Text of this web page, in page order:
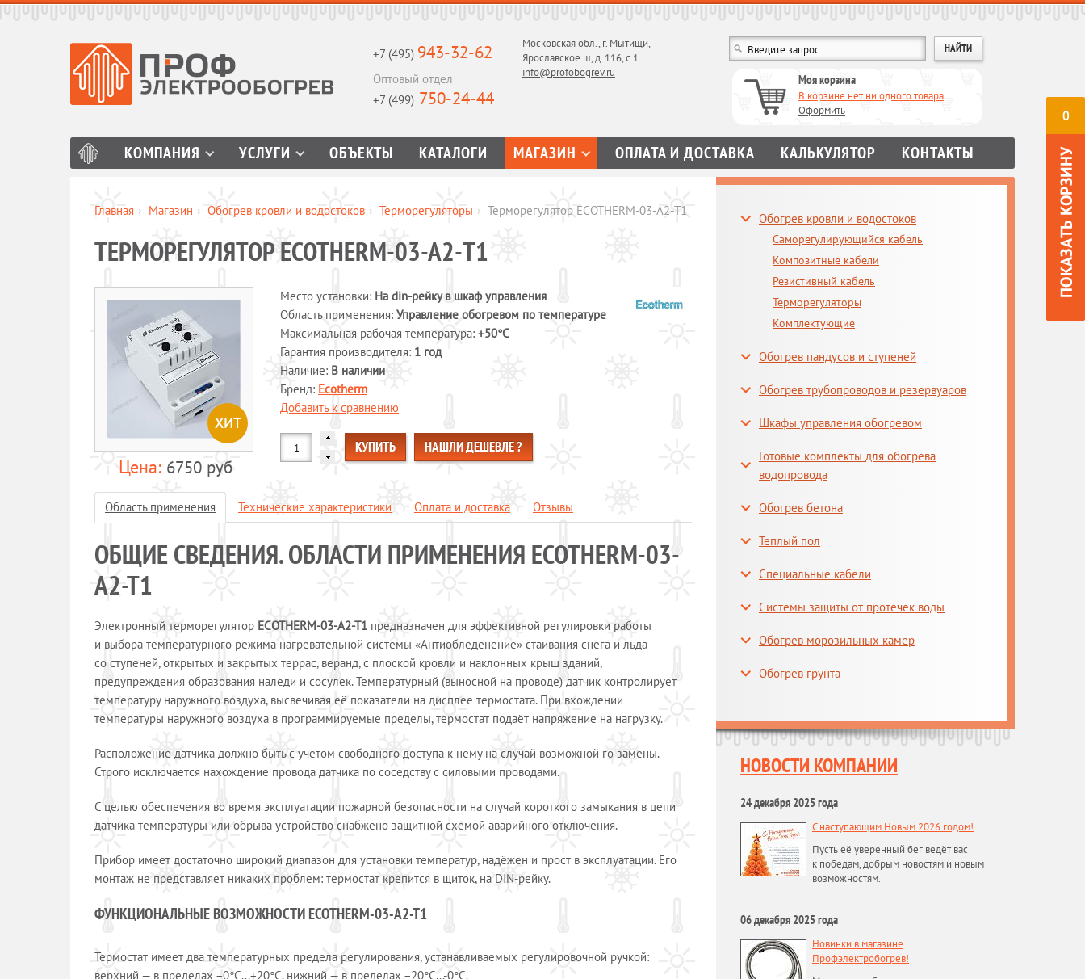
+7 (495) 943-32-62
Оптовый отдел
+7 (499) 750-24-44
Московская обл., г. Мытищи,
Ярославское ш, д. 116, с 1
info@profobogrev.ru
Моя корзина
В корзине нет ни одного товара
Оформить
КОМПАНИЯ УСЛУГИ ОБЪЕКТЫ КАТАЛОГИ МАГАЗИН ОПЛАТА И ДОСТАВКА КАЛЬКУЛЯТОР КОНТАКТЫ
Главная › Магазин › Обогрев кровли и водостоков › Терморегуляторы › Терморегулятор ECOTHERM-03-A2-Т1
ТЕРМОРЕГУЛЯТОР ECOTHERM-03-A2-Т1
ХИТ
6750 руб
Место установки: На din-рейку в шкаф управления
Область применения: Управление обогревом по температуре
Максимальная рабочая температура: +50°С
Гарантия производителя: 1 год
Наличие: В наличии
Бренд: Ecotherm
Добавить к сравнению
КУПИТЬ НАШЛИ ДЕШЕВЛЕ ?
Область применения Технические характеристики Оплата и доставка Отзывы
ОБЩИЕ СВЕДЕНИЯ. ОБЛАСТИ ПРИМЕНЕНИЯ ECOTHERM-03-
А2-Т1
Электронный терморегулятор ECOTHERM-03-А2-Т1 предназначен для эффективной регулировки работы
и выбора температурного режима нагревательной системы «Антиобледенение» стаивания снега и льда
со ступеней, открытых и закрытых террас, веранд, с плоской кровли и наклонных крыш зданий,
предупреждения образования наледи и сосулек. Температурный (выносной на проводе) датчик контролирует
температуру наружного воздуха, высвечивая её показатели на дисплее термостата. При вхождении
температуры наружного воздуха в программируемые пределы, термостат подаёт напряжение на нагрузку.
Расположение датчика должно быть с учётом свободного доступа к нему на случай возможной го замены.
Строго исключается нахождение провода датчика по соседству с силовыми проводами.
С целью обеспечения во время эксплуатации пожарной безопасности на случай короткого замыкания в цепи
датчика температуры или обрыва устройство снабжено защитной схемой аварийного отключения.
Прибор имеет достаточно широкий диапазон для установки температур, надёжен и прост в эксплуатации. Его
монтаж не представляет никаких проблем: термостат крепится в щиток, на DIN-рейку.
ФУНКЦИОНАЛЬНЫЕ ВОЗМОЖНОСТИECOTHERM-03-А2-Т1
Термостат имеет два температурных предела регулирования, устанавливаемых регулировочной ручкой:
верхний — в пределах −0°С...+20°С, нижний — в пределах −20°С...-0°С.
Обогрев кровли и водостоков
Саморегулирующийся кабель
Композитные кабели
Резистивный кабель
Терморегуляторы
Комплектующие
Обогрев пандусов и ступеней
Обогрев трубопроводов и резервуаров
Шкафы управления обогревом
Готовые комплекты для обогрева
водопровода
Обогрев бетона
Теплый пол
Специальные кабели
Системы защиты от протечек воды
Обогрев морозильных камер
Обогрев грунта
НОВОСТИ КОМПАНИИ
24 декабря 2025 года
С наступающим Новым 2026 годом!
Пусть её уверенный бег ведёт вас
к победам, добрым новостям и новым
возможностям.
06 декабря 2025 года
Новинки в магазине
Профэлектробогрев!
0